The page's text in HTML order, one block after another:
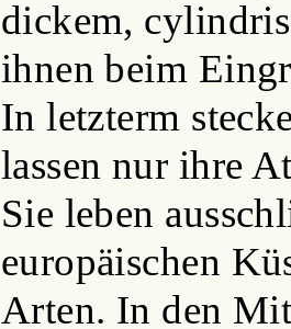
dickem,
ihnen beim
In letzterm
lassen nur ihre
Sie leben
europäischen
Arten. In den